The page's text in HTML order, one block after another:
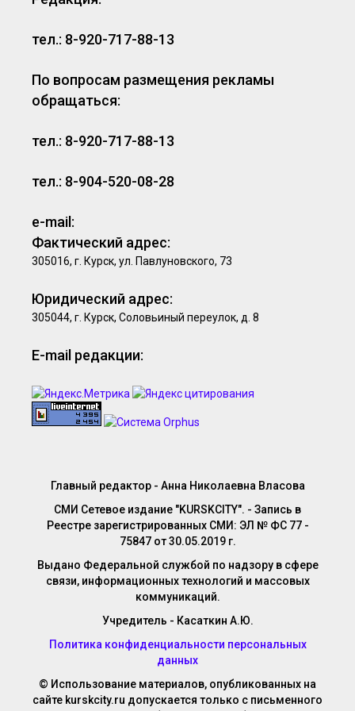
тел.: 8-920-717-88-13
По вопросам размещения рекламы
обращаться:
тел.: 8-920-717-88-13
тел.: 8-904-520-08-28
e-mail:
Фактический адрес:
305016, г. Курск, ул. Павлуновского, 73
Юридический адрес:
305044, г. Курск, Соловьиный переулок, д. 8
E-mail редакции:
Главный редактор - Анна Николаевна Власова
СМИ Сетевое издание "KURSKCITY". - Запись в
Реестре зарегистрированных СМИ: ЭЛ № ФС 77 -
75847 от 30.05.2019 г.
Выдано Федеральной службой по надзору в сфере
связи, информационных технологий и массовых
коммуникаций.
Учредитель - Касаткин А.Ю.
Политика конфиденциальности персональных
данных
© Использование материалов, опубликованных на
сайте kurskcity.ru допускается только с письменного